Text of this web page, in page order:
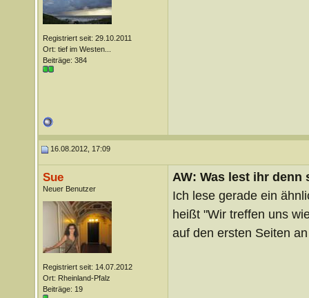
Registriert seit: 29.10.2011
Ort: tief im Westen...
Beiträge: 384
16.08.2012, 17:09
Sue
Neuer Benutzer
Registriert seit: 14.07.2012
Ort: Rheinland-Pfalz
Beiträge: 19
AW: Was lest ihr denn
Ich lese gerade ein
heißt "Wir treffen uns
auf den ersten Seiten